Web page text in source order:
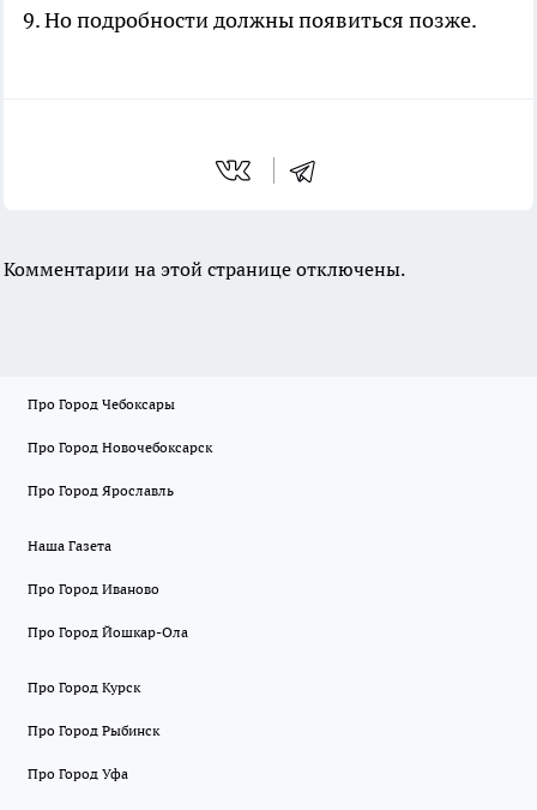
9. Но подробности должны появиться позже.
Комментарии на этой странице отключены.
Про Город Чебоксары
Про Город Новочебоксарск
Про Город Ярославль
Наша Газета
Про Город Иваново
Про Город Йошкар-Ола
Про Город Курск
Про Город Рыбинск
Про Город Уфа